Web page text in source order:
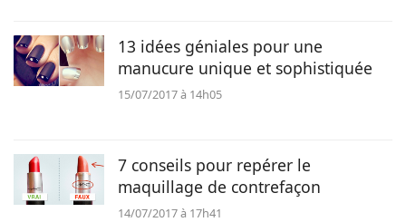
13 idées géniales pour une
manucure unique et sophistiquée
15/07/2017 à 14h05
7 conseils pour repérer le
maquillage de contrefaçon
14/07/2017 à 17h41